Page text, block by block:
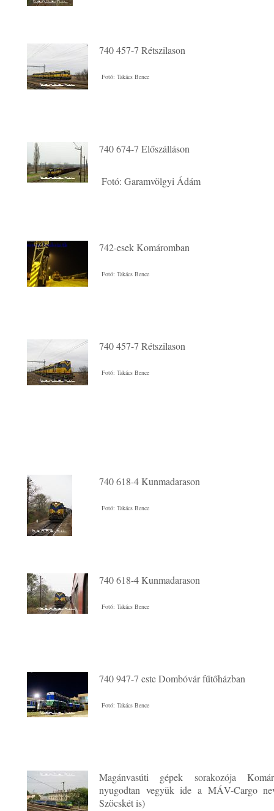
740 457-7 Rétszilason
Fotó: Takács Bence
740 674-7 Előszálláson
Fotó: Garamvölgyi Ádám
742-esek Komáromban
Fotó: Takács Bence
740 457-7 Rétszilason
Fotó: Takács Bence
740 618-4 Kunmadarason
Fotó: Takács Bence
740 618-4 Kunmadarason
Fotó: Takács Bence
740 947-7 este Dombóvár fűtőházban
Fotó: Takács Bence
Magánvasúti gépek sorakozója
nyugodtan vegyük ide a MÁV-Cargo
Szöcskét is)